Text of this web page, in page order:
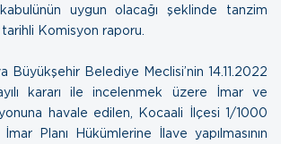
uygun olacağı şeklinde tanzim
tarihli Komisyon raporu.
Büyükşehir Belediye Meclisi’nin 14.11.2022
kararı ile incelenmek üzere İmar ve
havale edilen, Kocaali İlçesi 1/1000
Planı Hükümlerine İlave yapılmasının